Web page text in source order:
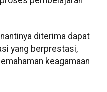
diterima dapat
yang berprestasi,
keagamaan